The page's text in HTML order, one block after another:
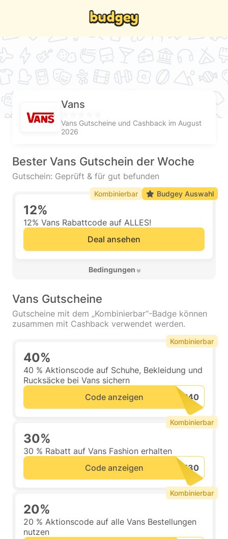
Vans
Vans Gutscheine und Cashback im August
2026
Bester Vans Gutschein der Woche
Gutschein: Geprüft & für gut befunden
12%
12% Vans Rabattcode auf ALLES!
Deal ansehen
Bedingungen
Kombinierbar Budgey Auswahl
Vans Gutscheine
Gutscheine mit dem „Kombinierbar“-Badge können
zusammen mit Cashback verwendet werden.
40%
40 % Aktionscode auf Schuhe, Bekleidung und
Rucksäcke bei Vans sichern
Code anzeigen
Kombinierbar
30%
30 % Rabatt auf Vans Fashion erhalten
Code anzeigen
Kombinierbar
20%
20 % Aktionscode auf alle Vans Bestellungen
nutzen
Kombinierbar